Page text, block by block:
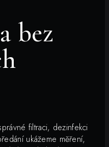
bez
filtraci, dezinfekci
ukážeme měření,